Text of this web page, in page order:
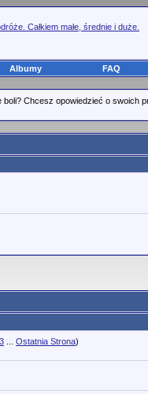
Całkiem małe, średnie i duże.
Albumy FAQ
boli? Chcesz opowiedzieć o swoich
3 Ostatnia Strona)